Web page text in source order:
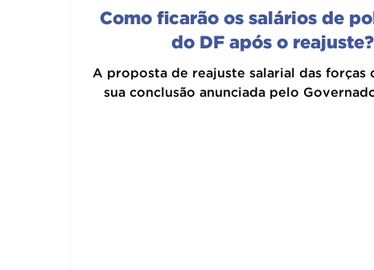
Como ficarão os salários de
do DF após o
A proposta de reajuste salarial das forças
sua conclusão anunciada pelo